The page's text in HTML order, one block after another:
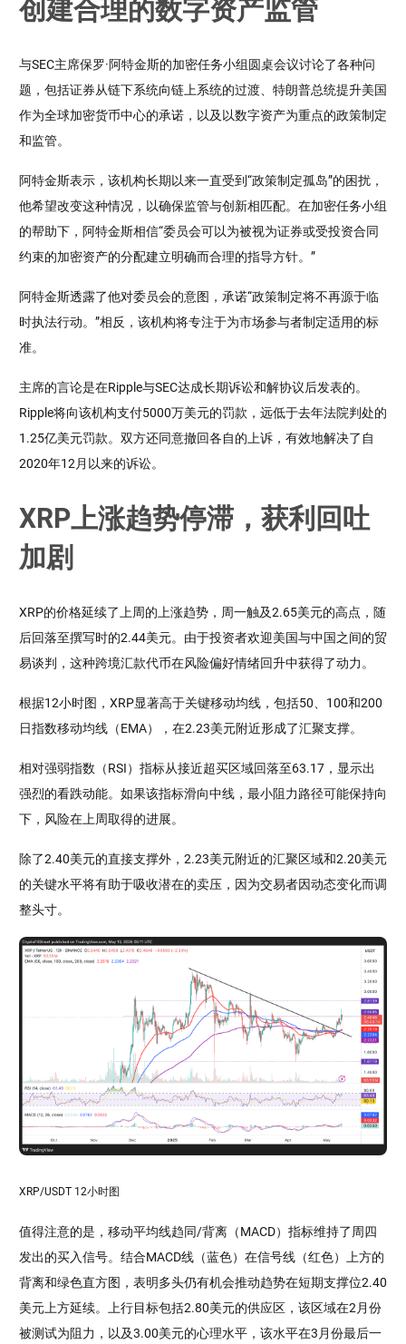
创建合理的数字资产监管
与SEC主席保罗·阿特金斯的加密任务小组圆桌会议讨论了各种问
题，包括证券从链下系统向链上系统的过渡、特朗普总统提升美国
作为全球加密货币中心的承诺，以及以数字资产为重点的政策制定
和监管。
阿特金斯表示，该机构长期以来一直受到“政策制定孤岛”的困扰，
他希望改变这种情况，以确保监管与创新相匹配。在加密任务小组
的帮助下，阿特金斯相信“委员会可以为被视为证券或受投资合同
约束的加密资产的分配建立明确而合理的指导方针。”
阿特金斯透露了他对委员会的意图，承诺“政策制定将不再源于临
时执法行动。”相反，该机构将专注于为市场参与者制定适用的标
准。
主席的言论是在Ripple与SEC达成长期诉讼和解协议后发表的。
Ripple将向该机构支付5000万美元的罚款，远低于去年法院判处的
1.25亿美元罚款。双方还同意撤回各自的上诉，有效地解决了自
2020年12月以来的诉讼。
XRP上涨趋势停滞，获利回吐
加剧
XRP的价格延续了上周的上涨趋势，周一触及2.65美元的高点，随
后回落至撰写时的2.44美元。由于投资者欢迎美国与中国之间的贸
易谈判，这种跨境汇款代币在风险偏好情绪回升中获得了动力。
根据12小时图，XRP显著高于关键移动均线，包括50、100和200
日指数移动均线（EMA），在2.23美元附近形成了汇聚支撑。
相对强弱指数（RSI）指标从接近超买区域回落至63.17，显示出
强烈的看跌动能。如果该指标滑向中线，最小阻力路径可能保持向
下，风险在上周取得的进展。
除了2.40美元的直接支撑外，2.23美元附近的汇聚区域和2.20美元
的关键水平将有助于吸收潜在的卖压，因为交易者因动态变化而调
整头寸。
XRP/USDT 12小时图
值得注意的是，移动平均线趋同/背离（MACD）指标维持了周四
发出的买入信号。结合MACD线（蓝色）在信号线（红色）上方的
背离和绿色直方图，表明多头仍有机会推动趋势在短期支撑位2.40
美元上方延续。上行目标包括2.80美元的供应区，该区域在2月份
被测试为阻力，以及3.00美元的心理水平，该水平在3月份最后一